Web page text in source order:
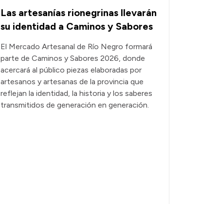
Las artesanías rionegrinas llevarán
su identidad a Caminos y Sabores
El Mercado Artesanal de Río Negro formará
parte de Caminos y Sabores 2026, donde
acercará al público piezas elaboradas por
artesanos y artesanas de la provincia que
reflejan la identidad, la historia y los saberes
transmitidos de generación en generación.